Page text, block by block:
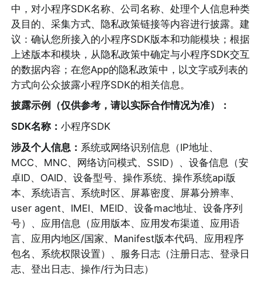
中，对小程序SDK名称、公司名称、处理个人信息种类
及目的、采集方式、隐私政策链接等内容进行披露。建
议：确认您所接入的小程序SDK版本和功能模块；根据
上述版本和模块，从隐私政策中确定与小程序SDK交互
的数据内容；在您App的隐私政策中，以文字或列表的
方式向公众披露小程序SDK的相关信息。
披露示例（仅供参考，请以实际合作情况为准）：
SDK名称：小程序SDK
涉及个人信息： 系统或网络识别信息（IP地址、
MCC、MNC、网络访问模式、SSID）、设备信息（安
卓ID、OAID、设备型号、操作系统、操作系统api版
本、系统语言、系统时区、屏幕密度、屏幕分辨率、
user agent、IMEI、MEID、设备mac地址、设备序列
号）、应用信息（应用版本、应用发布渠道、应用语
言、应用内地区/国家、Manifest版本代码、应用程序
包名、系统权限设置）、服务日志（注册日志、登录日
志、登出日志、操作/行为日志）